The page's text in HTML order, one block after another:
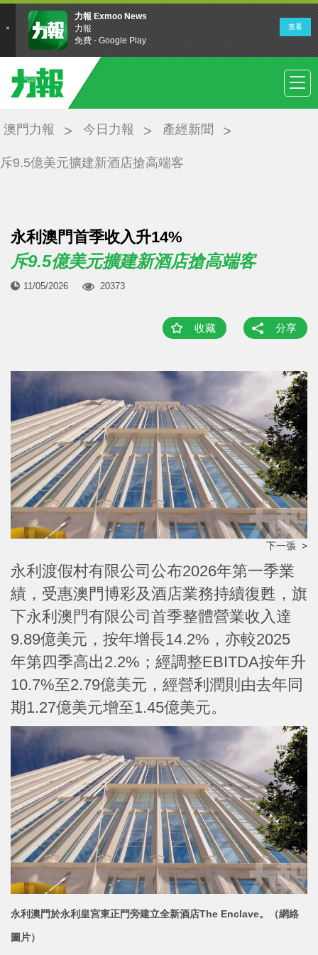
澳門力報 今日力報 產經新聞
斥9.5億美元擴建新酒店搶高端客
永利澳門首季收入升14%
斥9.5億美元擴建新酒店搶高端客
11/05/2026 20373
收藏 分享
下一張 >
永利渡假村有限公司公布2026年第一季業
績，受惠澳門博彩及酒店業務持續復甦，旗
下永利澳門有限公司首季整體營業收入達
9.89億美元，按年增長14.2%，亦較2025
年第四季高出2.2%；經調整EBITDA按年升
10.7%至2.79億美元，經營利潤則由去年同
期1.27億美元增至1.45億美元。
永利澳門於永利皇宮東正門旁建立全新酒店The Enclave。（網絡
圖片）